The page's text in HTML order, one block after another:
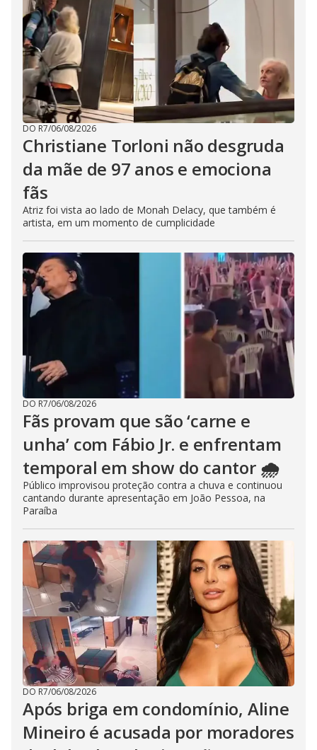
DO R7/06/08/2026
Christiane Torloni não desgruda
da mãe de 97 anos e emociona
fãs
Atriz foi vista ao lado de Monah Delacy, que também é
artista, em um momento de cumplicidade
DO R7/06/08/2026
Fãs provam que são ‘carne e
unha’ com Fábio Jr. e enfrentam
temporal em show do cantor 🌧️
Público improvisou proteção contra a chuva e continuou
cantando durante apresentação em João Pessoa, na
Paraíba
DO R7/06/08/2026
Após briga em condomínio, Aline
Mineiro é acusada por moradores